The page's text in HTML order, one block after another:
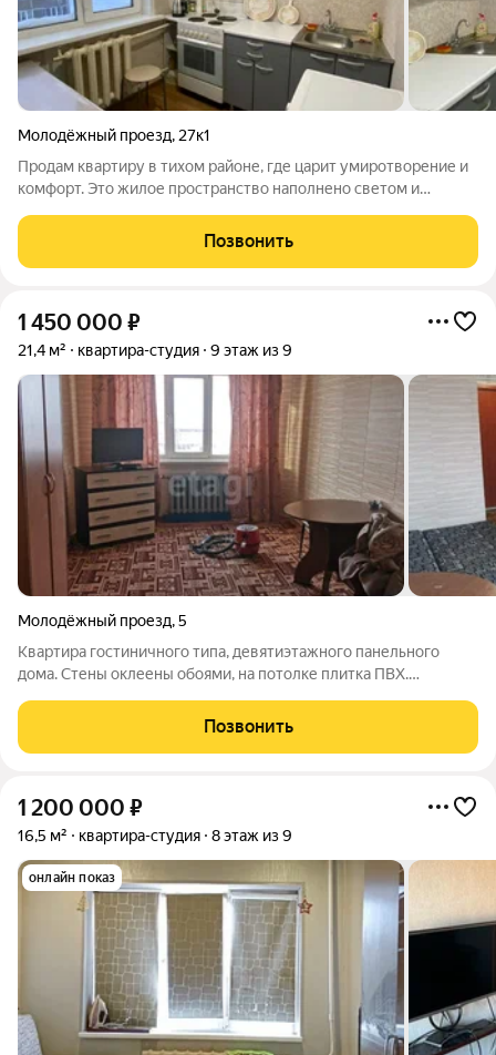
Молодёжный проезд, 27к1
Продам квартиру в тихом районе, где царит умиротворение и
комфорт. Это жилое пространство наполнено светом и
Установленные пластиковые окна обеспечивают отличную
теплоизоляцию и звукоизоляцию, что
Позвонить
1 450 000 ₽
21,4 м² квартира-студия 9 этаж из 9
Молодёжный проезд,5
Квартира гостиничного типа, девятиэтажного панельного
дома. Стены оклеены обоями, на потолке плитка ПВХ.
мебель. В шаговой доступности Политехнический колледж,
поликлиника №1, стоматология,
Позвонить
1 200 000 ₽
16,5 м² квартира-студия 8 этаж из 9
онлайн показ